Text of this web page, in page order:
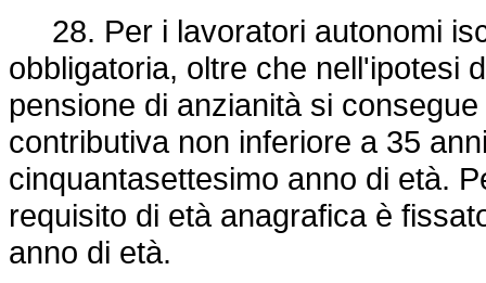
28. Per i lavoratori autonomi
obbligatoria, oltre che nell'ipotesi
pensione di anzianità si
contributiva non inferiore a 35
cinquantasettesimo anno di età.
requisito di età anagrafica è
anno di età.